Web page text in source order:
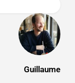
Guillaume